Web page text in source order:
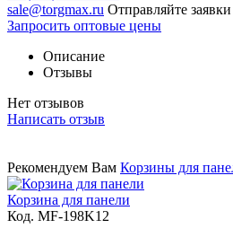
sale@torgmax.ru Отправляйте
Запросить оптовые цены
Описание
Отзывы
Нет отзывов
Написать отзыв
Рекомендуем Вам Корзины для
Корзина для панели
Код. MF-198K12